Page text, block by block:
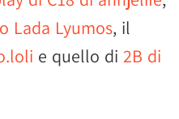
Lada Lyumos, il
e quello di 2B di